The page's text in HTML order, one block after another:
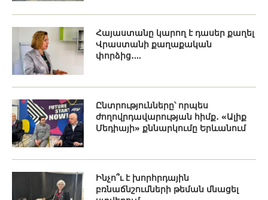
Հայաստանը կարող է դասեր քաղել
Վրաստանի քաղաքական
փորձից․...
Ընտրությունները՝ որպես
ժողովրդավարության հիմք․ «Ալիք
Մեդիայի» քննարկումը Երևանում
Ինչո՞ւ է խորհրդային
բռնաճնշումների թեման մնացել